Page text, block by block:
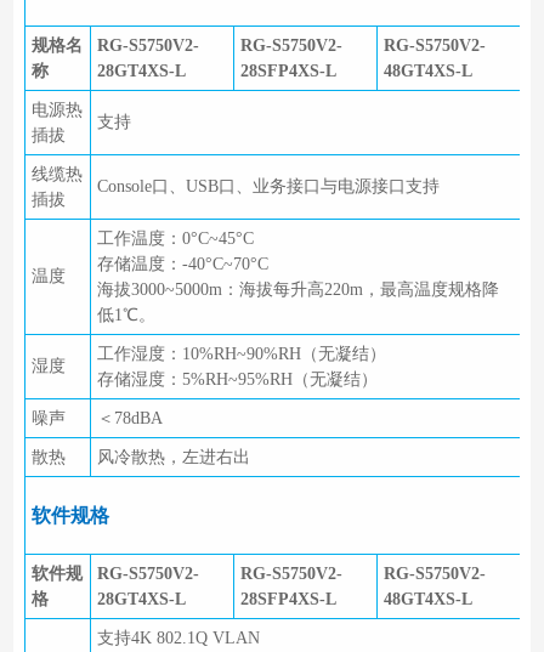
规格名
称
RG-S5750V2-
28GT4XS-L
RG-S5750V2-
28SFP4XS-L
RG-S5750V2-
48GT4XS-L
电源热
插拔
支持
线缆热
插拔
Console口、USB口、业务接口与电源接口支持
温度
工作温度：0°C~45°C
存储温度：-40°C~70°C
海拔3000~5000m：海拔每升高220m，最高温度规格降
低1℃。
湿度
工作湿度：10%RH~90%RH（无凝结）
存储湿度：5%RH~95%RH（无凝结）
噪声 ＜78dBA
散热 风冷散热，左进右出
软件规格
软件规
格
RG-S5750V2-
28GT4XS-L
RG-S5750V2-
28SFP4XS-L
RG-S5750V2-
48GT4XS-L
支持4K 802.1Q VLAN